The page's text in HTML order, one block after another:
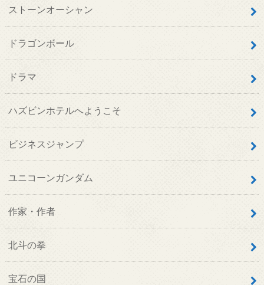
ストーンオーシャン
ドラゴンボール
ドラマ
ハズビンホテルへようこそ
ビジネスジャンプ
ユニコーンガンダム
作家・作者
北斗の拳
宝石の国